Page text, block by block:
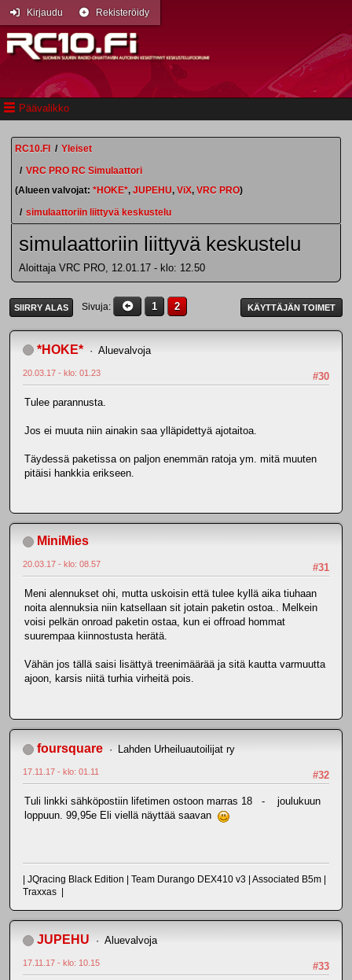
Päävalikko
Kirjaudu Rekisteröidy
RC10.FI / Yleiset
/ VRC PRO RC Simulaattori
(Alueen valvojat: *HOKE*, JUPEHU, ViX, VRC PRO)
/ simulaattoriin liittyvä keskustelu
simulaattoriin liittyvä keskustelu
Aloittaja VRC PRO, 12.01.17 - klo: 12.50
SIIRRY ALAS Sivuja 1 2 KÄYTTÄJÄN TOIMET
*HOKE* Aluevalvoja
#30
20.03.17 - klo: 01.23
Tulee parannusta.
Jos ei muuta niin ainakin saa ylläpidettyä ajotaitoa.
Täydessä paketissa on paljon enemmän ratoja ym. mitä muuten
pitäisi hankkia erikseen.
MiniMies
#31
20.03.17 - klo: 08.57
Meni alennukset ohi, mutta uskoisin että tulee kyllä aika tiuhaan
noita alennuksia niin katsellaan sit jotain paketin ostoa.. Melkein
voisi pelkän onroad paketin ostaa, kun ei offroad hommat
suurempaa kiinnostusta herätä.
Vähän jos tällä saisi lisättyä treenimäärää ja sitä kautta varmuutta
ajoon, karsis niitä turhia virheitä pois.
foursquare Lahden Urheiluautoilijat ry
#32
17.11.17 - klo: 01.11
Tuli linkki sähköpostiin lifetimen ostoon marras 18 - joulukuun
loppuun. 99,95e Eli viellä näyttää saavan
| JQracing Black Edition | Team Durango DEX410 v3 | Associated B5m |
Traxxas |
JUPEHU Aluevalvoja
#33
17.11.17 - klo: 10.15